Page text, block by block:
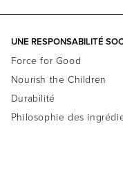
UNE RESPONSABILITÉ
Force for Good
Nourish the Children
Durabilité
Philosophie des